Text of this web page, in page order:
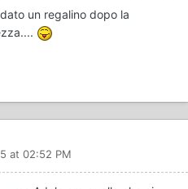
un regalino dopo la
at 02:52 PM